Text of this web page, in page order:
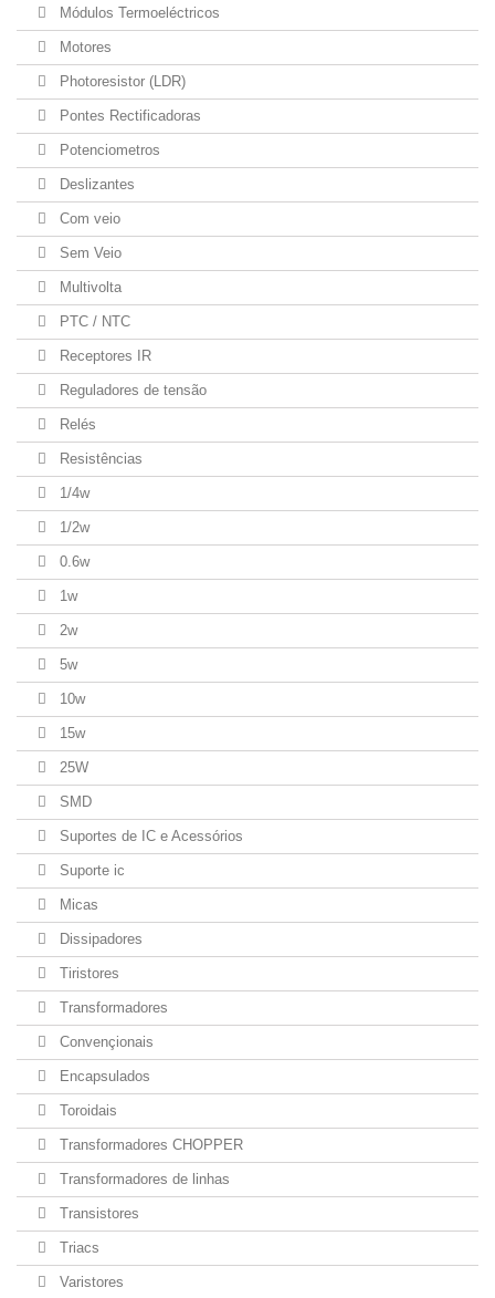
Módulos Termoeléctricos
Motores
Photoresistor (LDR)
Pontes Rectificadoras
Potenciometros
Deslizantes
Com veio
Sem Veio
Multivolta
PTC / NTC
Receptores IR
Reguladores de tensão
Relés
Resistências
1/4w
1/2w
0.6w
1w
2w
5w
10w
15w
25W
SMD
Suportes de IC e Acessórios
Suporte ic
Micas
Dissipadores
Tiristores
Transformadores
Convençionais
Encapsulados
Toroidais
Transformadores CHOPPER
Transformadores de linhas
Transistores
Triacs
Varistores